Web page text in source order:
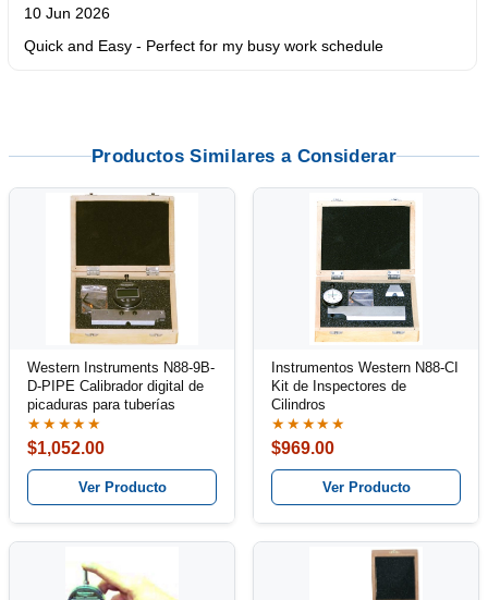
10 Jun 2026
Quick and Easy - Perfect for my busy work schedule
Productos Similares a Considerar
Western Instruments N88-9B-
D-PIPE Calibrador digital de
picaduras para tuberías
★★★★★
$1,052.00
Ver Producto
Instrumentos Western N88-CI
Kit de Inspectores de
Cilindros
★★★★★
$969.00
Ver Producto